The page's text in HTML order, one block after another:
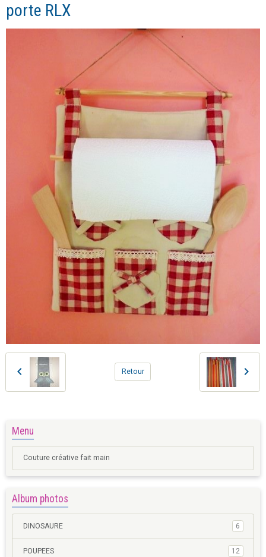
porte RLX
Retour
Menu
Couture créative fait main
Album photos
DINOSAURE 6
POUPEES 12